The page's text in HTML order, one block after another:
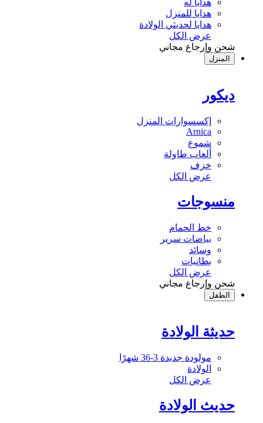
هدايا له
هدايا للمنزل
هدايا لحديثي الولادة
عرض الكل
شحن وإرجاع مجاني
المنزل
ديكور
إكسسوارات المنزل
Arnica
شموع
ألعاب طاولة
خزف
عرض الكل
منسوجات
خط الحمام
بياضات سرير
وسائد
بطانيات
عرض الكل
شحن وإرجاع مجاني
الطفل
حديثة الولادة
مولودة جديدة 3-36 شهرًا
الولادة
عرض الكل
حديث الولادة